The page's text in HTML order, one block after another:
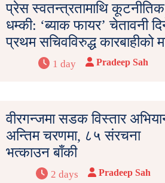
प्रेस स्वतन्त्रतामाथि कूटनीतिक
धम्की: ‘ब्याक फायर’ चेतावनी
प्रथम सचिवविरुद्ध कारबाहीको
1 day Pradeep Sah
वीरगन्जमा सडक विस्तार
अन्तिम चरणमा, ८५ संरचना
भत्काउन बाँकी
2 days Pradeep Sah